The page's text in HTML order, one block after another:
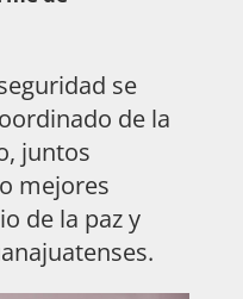
se
de la
juntos
mejores
de la paz y